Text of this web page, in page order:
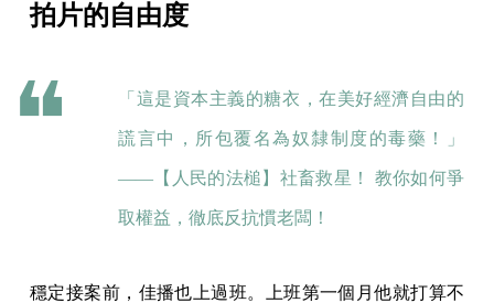
拍片的自由度
「這是資本主義的糖衣，在美好經濟自由的
謊言中，所包覆名為奴隸制度的毒藥！」
—— 【人民的法槌】社畜救星！ 教你如何爭
取權益，徹底反抗慣老闆！
穩定接案前，佳播也上過班。上班第一個月他就打算不